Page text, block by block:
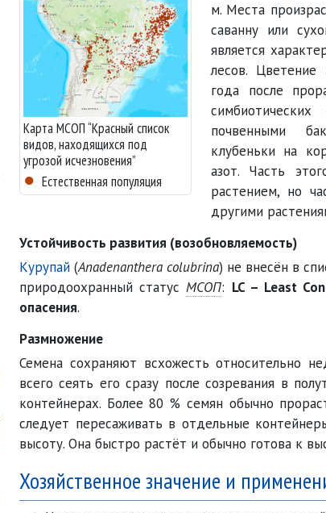
Карта МСОП “Красный список
видов, находящихся под
угрозой исчезновения”
● Естественная популяция
м. Места
саванну или
является
лесов.
года после
почвенными
клубеньки на
азот. Часть
растением, но
другими
Устойчивость развития (возобновляемость)
Курупай (Anadenanthera colubrina) не внесён в
природоохранный статусМСОП: LC – Least
опасения.
Размножение
Семена сохраняют всхожесть относительно
всего сеять его сразу после созревания в
контейнерах. Более 80 % семян обычно
следует пересаживать в отдельные
высоту. Она быстро растёт и обычно готова к
Хозяйственное значение и